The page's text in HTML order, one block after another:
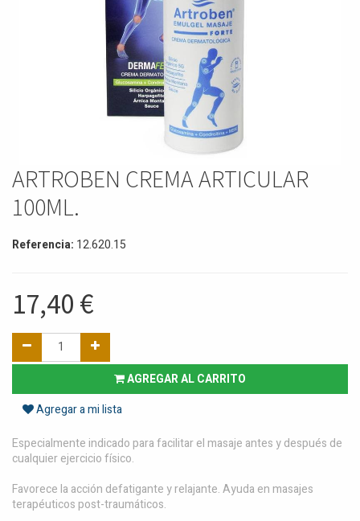
ARTROBEN CREMA ARTICULAR
100ML.
Referencia: 12.620.15
17,40 €
AGREGAR AL CARRITO
Agregar a mi lista
Especialmente indicado para facilitar el masaje antes y después de
cualquier ejercicio físico.
Favorece la acción defatigante y relajante. Ayuda en masajes
terapéuticos post-traumáticos.